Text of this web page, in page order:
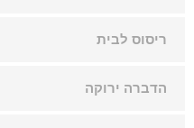
ריסוס לבית
הדברה ירוקה